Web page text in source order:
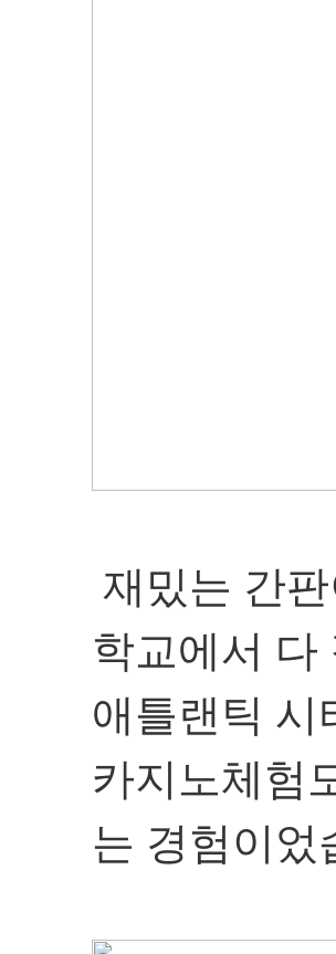
재밌는 간
학교에서 다
애틀랜틱 시
카지노체험
는 경험이었